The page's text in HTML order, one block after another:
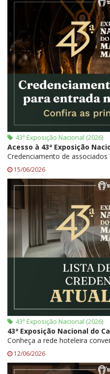
43ª Exposição Nacional (2026)
Acesso à 43ª Exposição
Credenciamento de associados
15/06/2026
43ª Exposição Nacional (2026)
43ª Exposição Nacional do
Conheça a rede hoteleira
12/06/2026